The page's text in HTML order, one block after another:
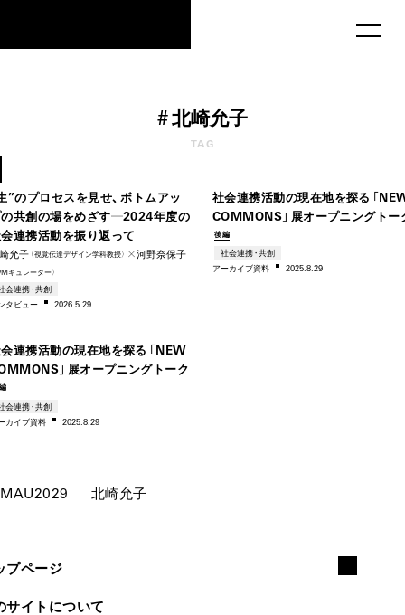
#北崎允子
TAG
”のプロセスを見せ、ボトムアッ
の共創の場をめざす―2024年度の
連携活動を振り返って
允子 （視覚伝達デザイン学科教授） ✕河野奈保子
Mキュ レーター）
会連携・共創
タビ ュー 2026.5.29
社会連携活動の現在地を探る「
COMMONS」展オープニングトー
後編
社会連携・共創
アーカイブ資料 2025.8.29
連携活動の現在地を探る「NEW
」展オープニングトーク
会連携・共創
カイブ資料 2025.8.29
MAU2029 北崎允子
プページ
サイトについて